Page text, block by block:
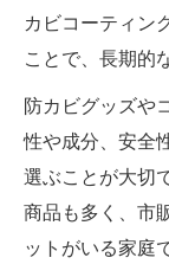
カビコーティン
ことで、長期的
防カビグッズや
性や成分、安全
選ぶことが大切
商品も多く、市
ットがいる家庭